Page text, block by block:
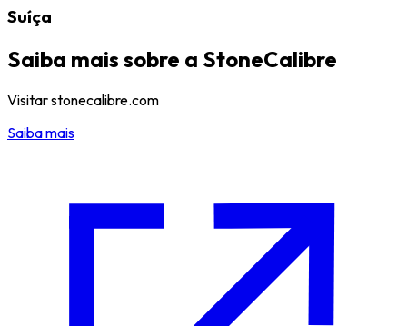
Suíça
Saiba mais sobre a StoneCalibre
Visitar stonecalibre.com
Saiba mais